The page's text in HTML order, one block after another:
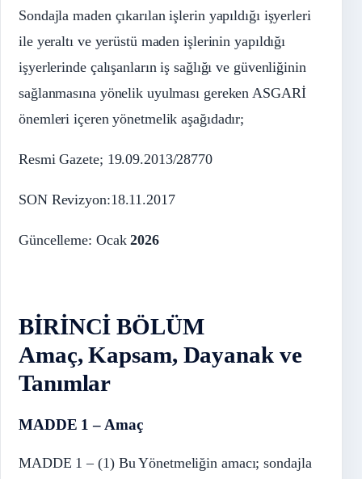
Sondajla maden çıkarılan işlerin yapıldığı işyerleri
ile yeraltı ve yerüstü maden işlerinin yapıldığı
işyerlerinde çalışanların iş sağlığı ve güvenliğinin
sağlanmasına yönelik uyulması gereken ASGARİ
önemleri içeren yönetmelik aşağıdadır;
Resmi Gazete; 19.09.2013/28770
SON Revizyon:18.11.2017
Güncelleme: Ocak2026
BİRİNCİ BÖLÜM
Amaç, Kapsam, Dayanak ve
Tanımlar
MADDE 1 – Amaç
MADDE 1 – (1) Bu Yönetmeliğin amacı; sondajla